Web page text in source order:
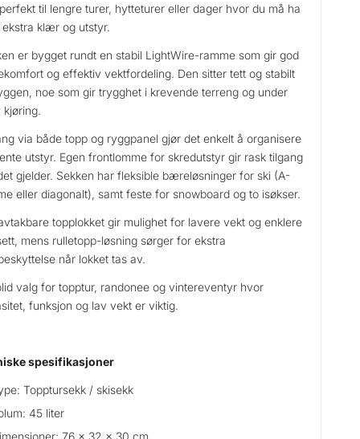
til lengre turer, hytteturer eller dager hvor du må ha
ekstra klær og utstyr.
er bygget rundt en stabil LightWire-ramme som gir god
og effektiv vektfordeling. Den sitter tett og stabilt
noe som gir trygghet i krevende terreng og under
kjøring.
via både topp og ryggpanel gjør det enkelt å organisere
utstyr. Egen frontlomme for skredutstyr gir rask tilgang
gjelder. Sekken har fleksible bæreløsninger for ski (A-
eller diagonalt), samt feste for snowboard og to isøkser.
topplokket gir mulighet for lavere vekt og enklere
mens rulletopp-løsning sørger for ekstra
når lokket tas av.
valg for topptur, randonee og vintereventyr hvor
funksjon og lav vekt er viktig.
spesifikasjoner
Topptursekk / skisekk
45 liter
76 x 32 x 30 cm